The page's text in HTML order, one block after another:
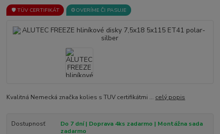
🛡️ TÜV CERTIFIKÁT ⚙️OVERÍME ČI PASUJE
Kvalitná Nemecká značka kolies s TUV certifikátmi ... celý popis
Dostupnosť
Do 7 dní | Doprava 4ks zadarmo | Montážna sada
zadarmo